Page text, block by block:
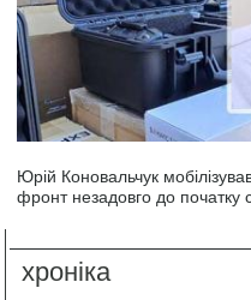
Юрій Коновальчук
фронт незадовго до початку
хроніка